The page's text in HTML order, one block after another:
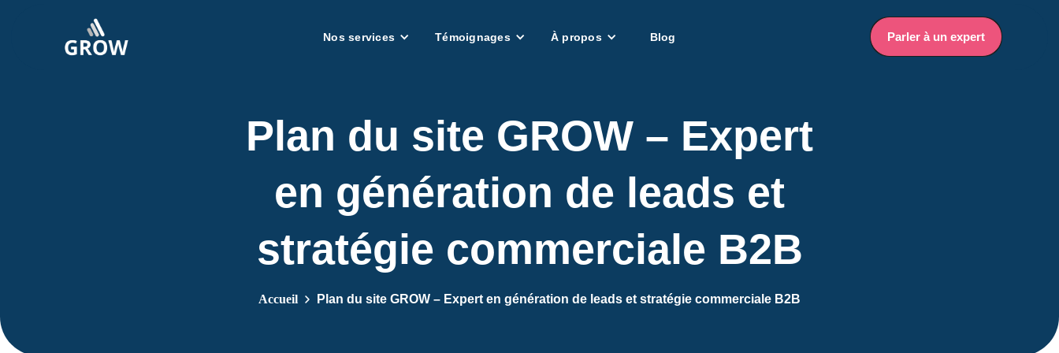
Nos services Témoignages À propos Blog
Parler à un expert
Parler à un expert
Plan du site GROW – Expert
en génération de leads et
stratégie commerciale B2B
Accueil Plan du site GROW – Expert en génération de leads et stratégie commerciale B2B